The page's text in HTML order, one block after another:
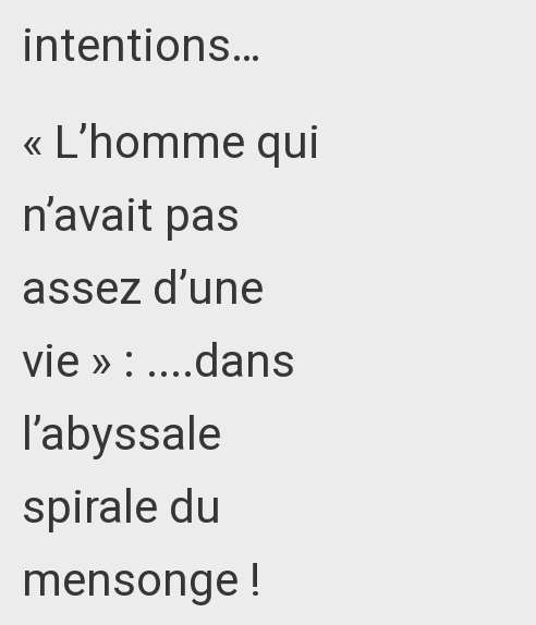
intentions…
« L’homme qui
n’avait pas
assez d’une
vie » : ....dans
l’abyssale
spirale du
mensonge !